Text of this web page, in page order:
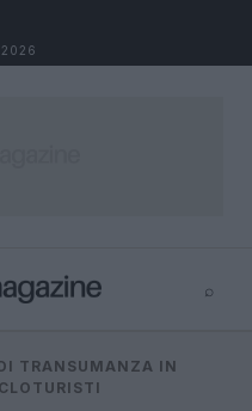
⌕
TRANSUMANZA IN